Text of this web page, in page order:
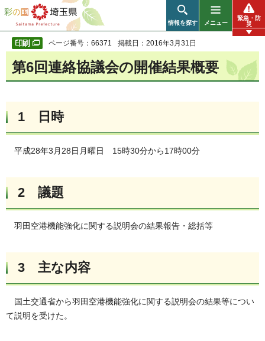
彩の国 埼玉県
情報を探す メニュー
緊急・防
災
ページ番号：66371 掲載日：2016年3月31日
第6回連絡協議会の開催結果概要
1 日時
平成28年3月28日月曜日 15時30分から17時00分
2 議題
羽田空港機能強化に関する説明会の結果報告・総括等
3 主な内容
国土交通省から羽田空港機能強化に関する説明会の結果等につい
て説明を受けた。